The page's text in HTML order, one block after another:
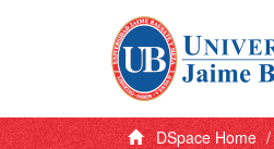
DSpace Home